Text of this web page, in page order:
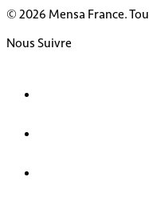
© 2026 Mensa France.
Nous Suivre